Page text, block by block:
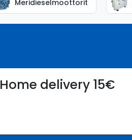
Meridieselmoottorit
Home delivery 15€